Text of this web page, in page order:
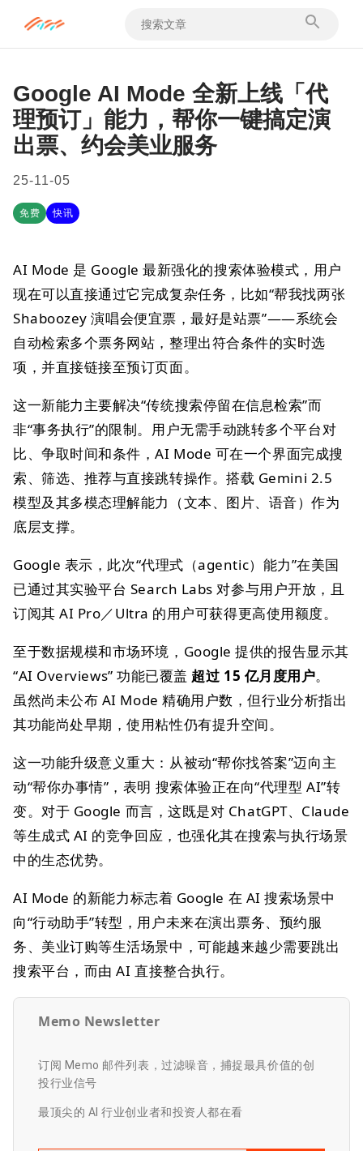
Google AI Mode 全新上线「代
理预订」能力，帮你一键搞定演
出票、约会美业服务
25-11-05
免费 快讯
AI Mode 是 Google 最新强化的搜索体验模式，用户
现在可以直接通过它完成复杂任务，比如“帮我找两张
Shaboozey 演唱会便宜票，最好是站票”——系统会
自动检索多个票务网站，整理出符合条件的实时选
项，并直接链接至预订页面。
这一新能力主要解决“传统搜索停留在信息检索”而
非“事务执行”的限制。用户无需手动跳转多个平台对
比、争取时间和条件，AI Mode 可在一个界面完成搜
索、筛选、推荐与直接跳转操作。搭载 Gemini 2.5
模型及其多模态理解能力（文本、图片、语音）作为
底层支撑。
Google 表示，此次“代理式（agentic）能力”在美国
已通过其实验平台 Search Labs 对参与用户开放，且
订阅其 AI Pro／Ultra 的用户可获得更高使用额度。
至于数据规模和市场环境，Google 提供的报告显示其
“AI Overviews” 功能已覆盖 超过 15 亿月度用户。
虽然尚未公布 AI Mode 精确用户数，但行业分析指出
其功能尚处早期，使用粘性仍有提升空间。
这一功能升级意义重大：从被动“帮你找答案”迈向主
动“帮你办事情”，表明 搜索体验正在向“代理型 AI”转
变。对于 Google 而言，这既是对 ChatGPT、Claude
等生成式 AI 的竞争回应，也强化其在搜索与执行场景
中的生态优势。
AI Mode 的新能力标志着 Google 在 AI 搜索场景中
向“行动助手”转型，用户未来在演出票务、预约服
务、美业订购等生活场景中，可能越来越少需要跳出
搜索平台，而由 AI 直接整合执行。
Memo Newsletter
订阅 Memo 邮件列表，过滤噪音，捕捉最具价值的创
投行业信号
最顶尖的 AI 行业创业者和投资人都在看